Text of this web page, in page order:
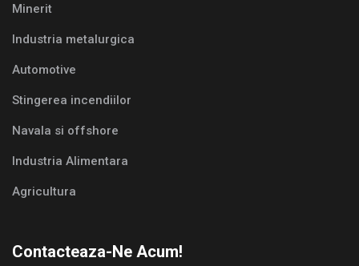
Minerit
Industria metalurgica
Automotive
Stingerea incendiilor
Navala si offshore
Industria Alimentara
Agricultura
Contacteaza-Ne Acum!